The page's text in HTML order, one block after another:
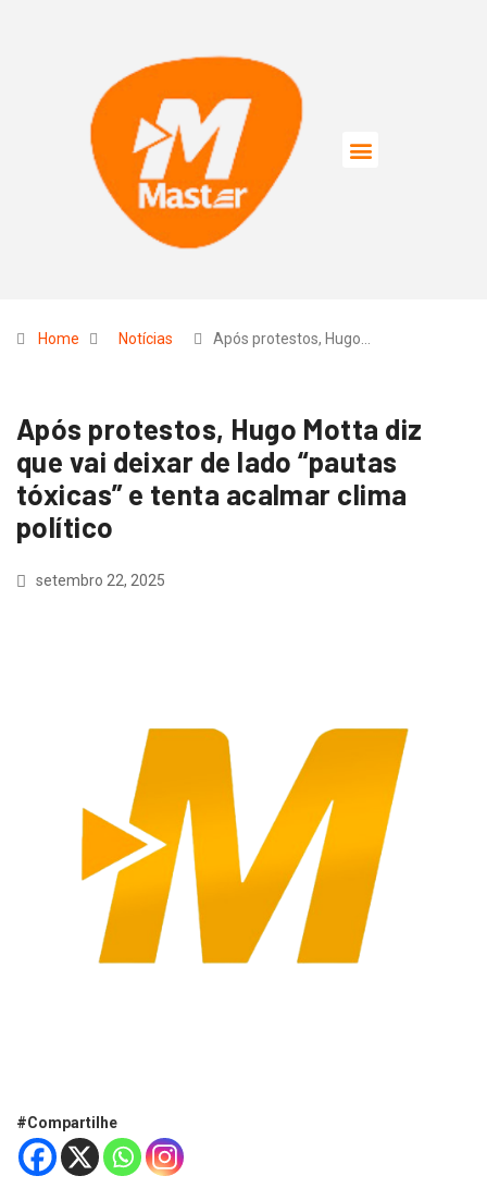
Home Notícias Após protestos, Hugo…
Após protestos, Hugo Motta diz
que vai deixar de lado “pautas
tóxicas” e tenta acalmar clima
político
setembro 22, 2025
#Compartilhe